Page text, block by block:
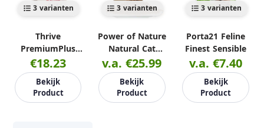
3 varianten
Thrive
PremiumPlus
kattenvoer 1.5kg
€18.23
Bekijk
Product
3 varianten
Power of Nature
Natural Cat
Meadowland Mix
v.a. €25.99
Bekijk
Product
3 varianten
Porta21 Feline
Finest Sensible
v.a. €7.40
Bekijk
Product